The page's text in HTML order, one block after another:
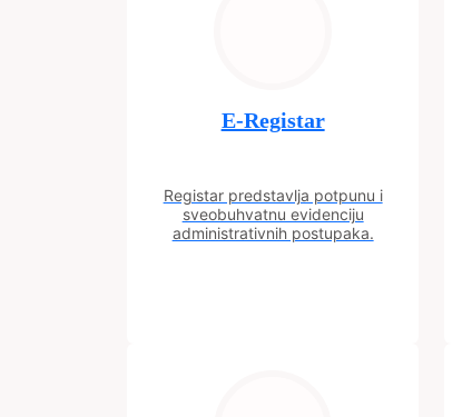
E-Registar
Registar predstavlja potpunu i
sveobuhvatnu evidenciju
administrativnih postupaka.